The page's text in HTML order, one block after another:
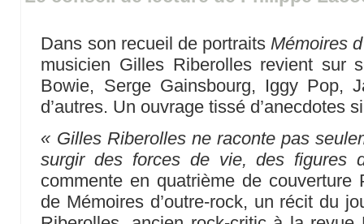
Dans son recueil de portraits Mémoires
musicien Gilles Riberolles revient sur
Bowie, Serge Gainsbourg, Iggy Pop,
d’autres. Un ouvrage tissé d’anecdotes
« Gilles Riberolles ne raconte pas
surgir des forces de vie, des figures
commente en quatrième de couverture
de Mémoires d’outre-rock, un récit du